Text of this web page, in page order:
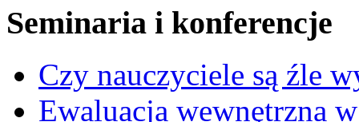
Seminaria i konferencje
Czy nauczyciele są źle
Ewaluacja wewnętrzna